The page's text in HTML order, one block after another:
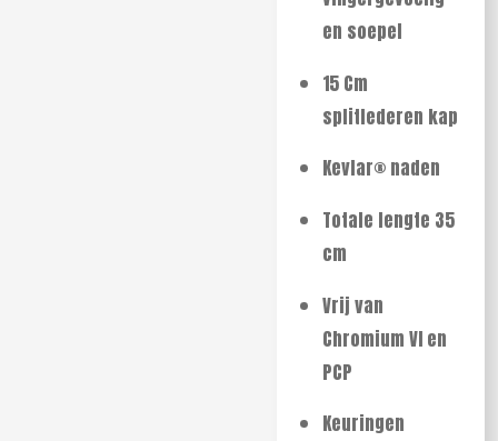
en soepel
15 Cm
splitlederen kap
Kevlar® naden
Totale lengte 35
cm
Vrij van
Chromium VI en
PCP
Keuringen